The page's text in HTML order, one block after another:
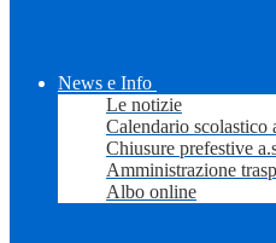
News e Info
Le notizie
Calendario scolastico
Chiusure prefestive
Amministrazione
Albo online